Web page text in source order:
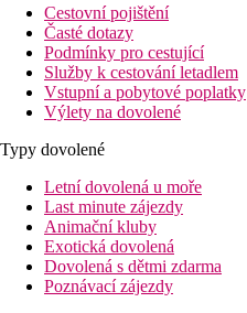
Cestovní pojištění
Časté dotazy
Podmínky pro cestující
Služby k cestování letadlem
Vstupní a pobytové poplatky
Výlety na dovolené
Typy dovolené
Letní dovolená u moře
Last minute zájezdy
Animační kluby
Exotická dovolená
Dovolená s dětmi zdarma
Poznávací zájezdy